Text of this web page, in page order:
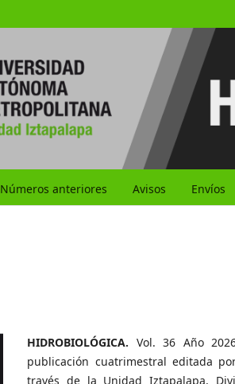
Números anteriores Avisos Envíos
HIDROBIOLÓGICA. Vol. 36 Año
publicación cuatrimestral editada
través de la Unidad Iztapalapa,